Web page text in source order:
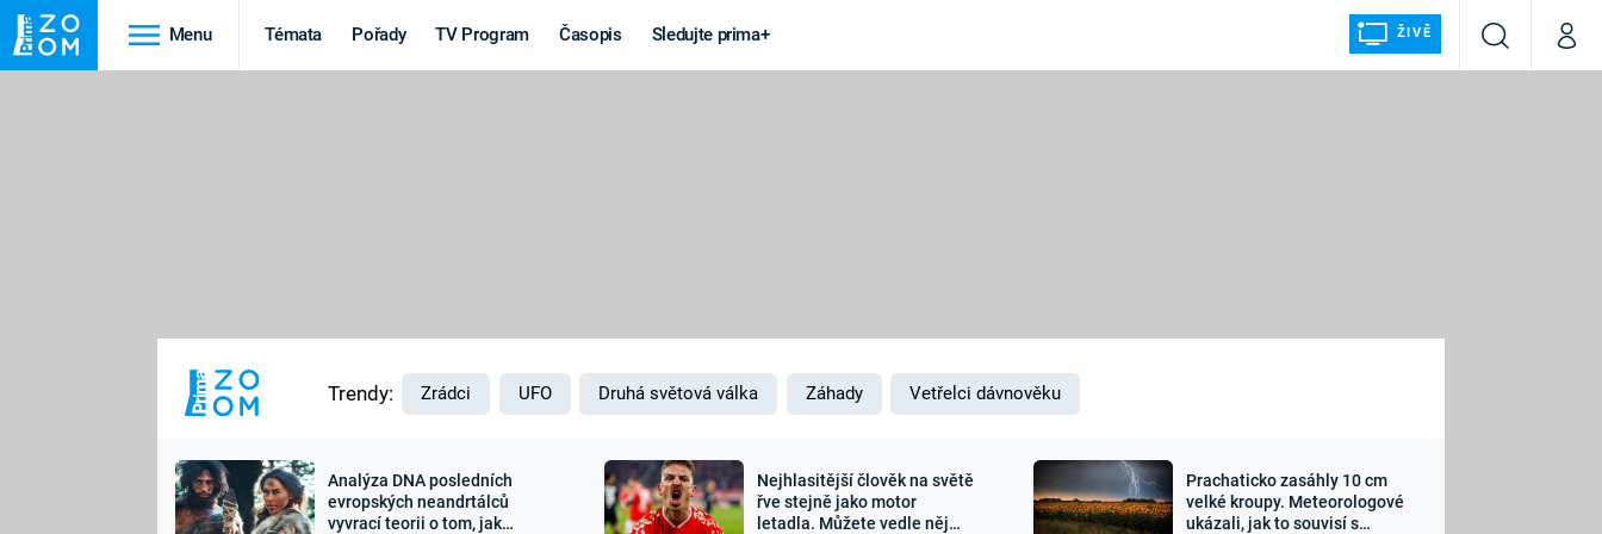
Menu Témata Pořady TV Program Časopis Sledujte prima+ ŽIVĚ
VyhledáváníMůj
MARS
Výročí
Záhady a
Zajímavosti Sledujte nás
Trendy: Zrádci UFO Druhá světová válka Záhady Vetřelci dávnověku
Analýza DNA posledních
evropských neandrtálců
vyvrací teorii o tom, jak
Nejhlasitější člověk na světě
řve stejně jako motor
letadla. Můžete vedle něj
Prachaticko zasáhly 10 cm
velké kroupy. Meteorologové
ukázali, jak to souvisí s